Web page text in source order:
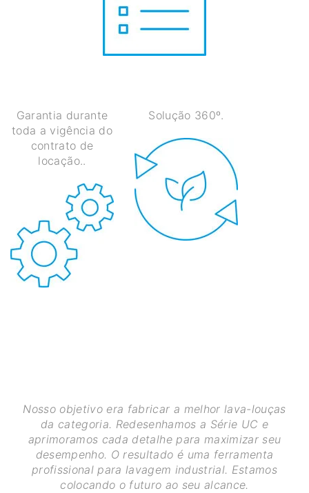
Garantia durante
toda a vigência do
contrato de
locação..
Solução 360º.
Nosso objetivo era fabricar a melhor lava-louças
da categoria. Redesenhamos a Série UC e
aprimoramos cada detalhe para maximizar seu
desempenho. O resultado é uma ferramenta
profissional para lavagem industrial. Estamos
colocando o futuro ao seu alcance.